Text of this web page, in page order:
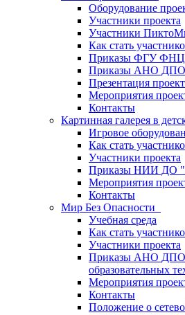
Оборудование
Участники проекта
Участники
Как стать
Приказы ФГУ
Приказы АНО
Презентация
Мероприятия
Контакты
Картинная галерея в
Игровое
Как стать
Участники проекта
Приказы НИИ ДО
Мероприятия
Контакты
Мир Без Опасности
Учебная среда
Как стать
Участники проекта
Приказы АНО ДПО
образовательных
Мероприятия
Контакты
Положение о